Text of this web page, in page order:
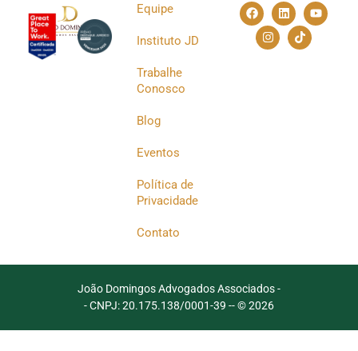
Equipe
Instituto JD
Trabalhe
Conosco
Blog
Eventos
Política de
Privacidade
Contato
João Domingos Advogados Associados -
- CNPJ: 20.175.138/0001-39 -- © 2026